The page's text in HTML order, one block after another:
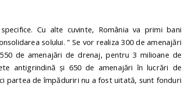
Cu alte cuvinte, România va primi bani
solului. ” Se vor realiza 300 de amenajări
de amenajări de drenaj, pentru 3 milioane de
antigrindină și 650 de amenajări în lucrări de
partea de împăduriri nu a fost uitată, sunt fonduri